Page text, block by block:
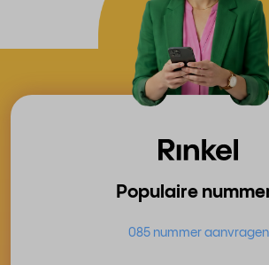
Populaire
085 nummer aanvragen